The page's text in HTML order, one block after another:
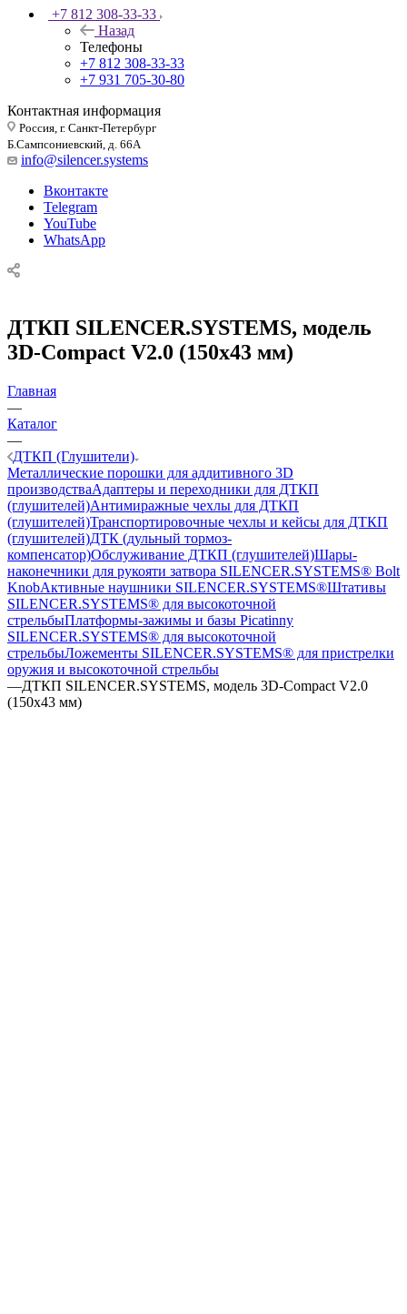
+7 812 308-33-33
Назад
Телефоны
+7 812 308-33-33
+7 931 705-30-80
Контактная информация
Россия, г. Санкт-Петербург
Б.Сампсониевский, д. 66А
info@silencer.systems
Вконтакте
Telegram
YouTube
WhatsApp
ДТКП SILENCER.SYSTEMS, модель
3D-Compact V2.0 (150x43 мм)
Главная
—
Каталог
—
ДТКП (Глушители)
Металлические порошки для аддитивного 3D
производстваАдаптеры и переходники для ДТКП
(глушителей)Антимиражные чехлы для ДТКП
(глушителей)Транспортировочные чехлы и кейсы для ДТКП
(глушителей)ДТК (дульный тормоз-
компенсатор)Обслуживание ДТКП (глушителей)Шары-
наконечники для рукояти затвора SILENCER.SYSTEMS® Bolt
KnobАктивные наушники SILENCER.SYSTEMS®Штативы
SILENCER.SYSTEMS® для высокоточной
стрельбыПлатформы-зажимы и базы Picatinny
SILENCER.SYSTEMS® для высокоточной
стрельбыЛожементы SILENCER.SYSTEMS® для пристрелки
оружия и высокоточной стрельбы
—ДТКП SILENCER.SYSTEMS, модель 3D-Compact V2.0
(150x43 мм)